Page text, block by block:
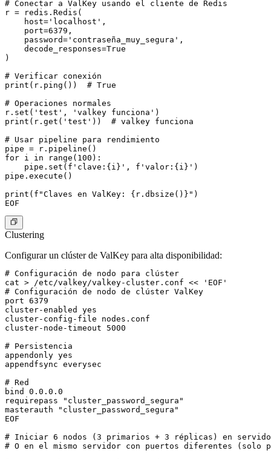
# Conectar a ValKey usando el cliente de Redis
r = redis.Redis(
    host='localhost',
    port=6379,
    password='contraseña_muy_segura',
    decode_responses=True
)
# Verificar conexión
print(r.ping())  # True
# Operaciones normales
r.set('test', 'valkey funciona')
print(r.get('test'))  # valkey funciona
# Usar pipeline para rendimiento
pipe = r.pipeline()
for i in range(100):
    pipe.set(f'clave:{i}', f'valor:{i}')
pipe.execute()
print(f"Claves en ValKey: {r.dbsize()}")
Clustering
Configurar un clúster de ValKey para alta disponibilidad:
# Configuración de nodo para clúster
cat > /etc/valkey/valkey-cluster.conf << 'EOF'
# Configuración de nodo de clúster ValKey
port 6379
cluster-enabled yes
cluster-config-file nodes.conf
cluster-node-timeout 5000
# Persistencia
appendonly yes
appendfsync everysec
# Red
bind 0.0.0.0
requirepass "cluster_password_segura"
masterauth "cluster_password_segura"
EOF
# Iniciar 6 nodos (3 primarios + 3 réplicas) en
# O en el mismo servidor con puertos diferentes (solo